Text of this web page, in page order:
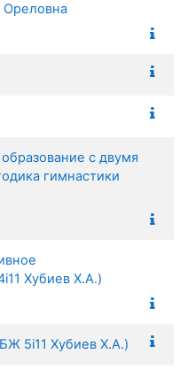
Ореловна
с двумя
гимнастики
Хубиев Х.А.)
5i11 Хубиев Х.А.)